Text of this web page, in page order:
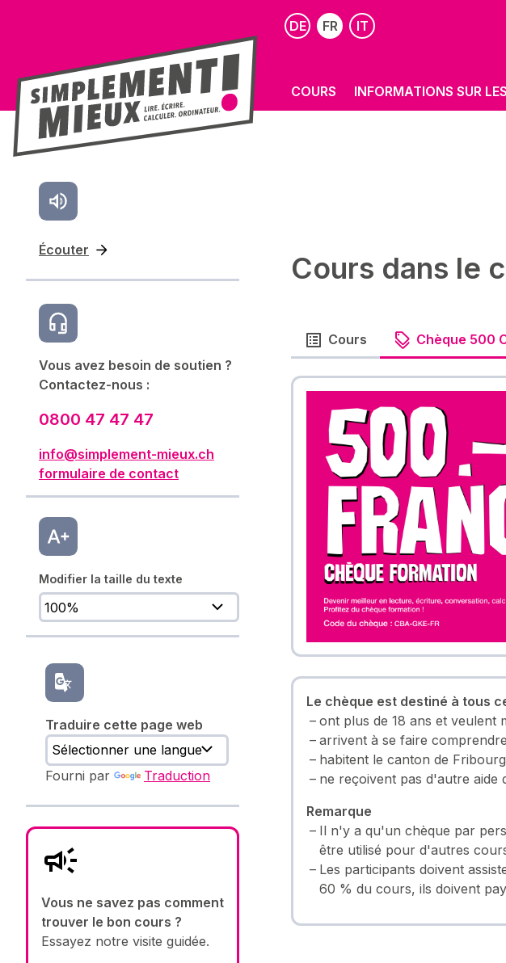
DE FR IT
COURS INFORMATIONS SUR
Écouter
Cours dans le
Vous avez besoin de soutien ?
Contactez-nous :
0800 47 47 47
info@simplement-mieux.ch
formulaire de contact
Modifier la taille du texte
Traduire cette page web
Fourni par Traduction
Vous ne savez pas comment
trouver le bon cours ?
Essayez notre visite guidée.
Cours Chèque 500
Le chèque est destiné à tous
ont plus de 18 ans et veulent
arrivent à se faire
habitent le canton de
ne reçoivent pas d'autre aide
Remarque
Il n'y a qu'un chèque par
être utilisé pour d'autres
Les participants doivent
60 % du cours, ils doivent